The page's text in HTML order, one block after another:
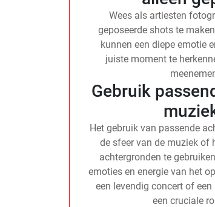
Wees als artiesten
geposeerde shots te
kunnen een diepe emotie
juiste moment te
Gebruik
Het gebruik van passende
de sfeer van de muziek of
achtergronden te
emoties en energie van het
een levendig concert of
een cruciale